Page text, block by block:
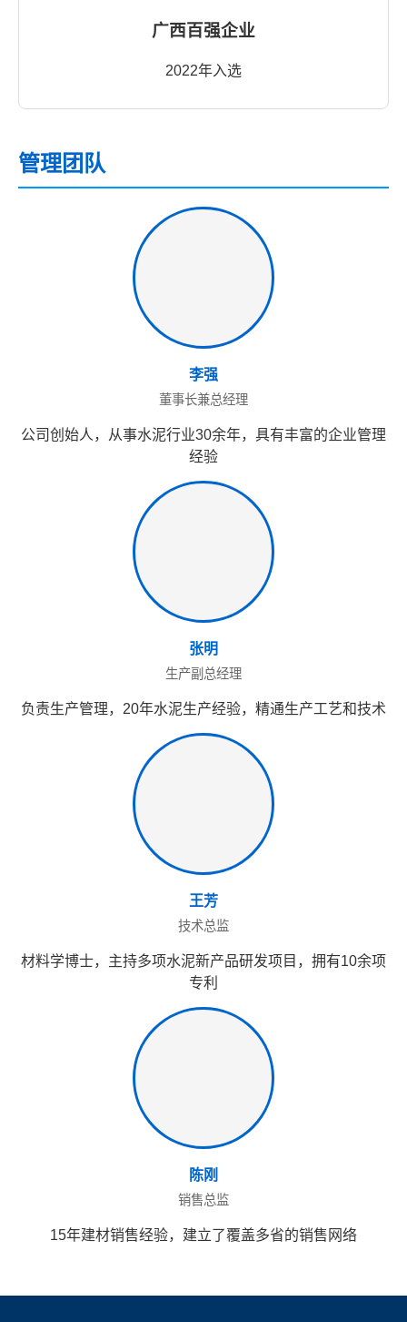
广西百强企业
2022年入选
管理团队
李强
董事长兼总经理
公司创始人，从事水泥行业30余年，具有丰富的企业管理
经验
张明
生产副总经理
负责生产管理，20年水泥生产经验，精通生产工艺和技术
王芳
技术总监
材料学博士，主持多项水泥新产品研发项目，拥有10余项
专利
陈刚
销售总监
15年建材销售经验，建立了覆盖多省的销售网络